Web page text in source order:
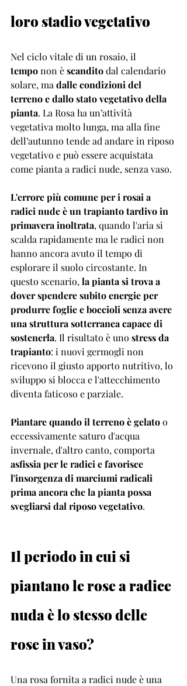
loro stadio vegetativo
Nel ciclo vitale di un rosaio, il
tempo non è scandito dal calendario
solare, ma dallecondizioni del
terreno e dallo stato vegetativo della
pianta. La Rosa ha un’attività
vegetativa molto lunga, ma alla fine
dell’autunno tende ad andare in riposo
vegetativo e può essere acquistata
come pianta a radici nude, senza vaso.
L'errore più comune per i rosai a
radici nude è un trapianto tardivo in
primavera inoltrata, quando l'aria si
scalda rapidamente ma le radici non
hanno ancora avuto il tempo di
esplorare il suolo circostante. In
questo scenario, la pianta si trova a
dover spendere subito energie per
produrre foglie e boccioli senza avere
una struttura sotterranea capace di
sostenerla. Il risultato è uno stress da
trapianto: i nuovi germogli non
ricevono il giusto apporto nutritivo, lo
sviluppo si blocca e l'attecchimento
diventa faticoso e parziale.
Piantare quando il terreno è gelato o
eccessivamente saturo d'acqua
invernale, d'altro canto, comporta
asfissia per le radici e favorisce
l'insorgenza di marciumi radicali
prima ancora che la pianta possa
svegliarsi dal riposo vegetativo.
Il periodo in cui si
piantano le rose a radice
nuda è lo stesso delle
rose in vaso?
Una rosa fornita a radici nude è una